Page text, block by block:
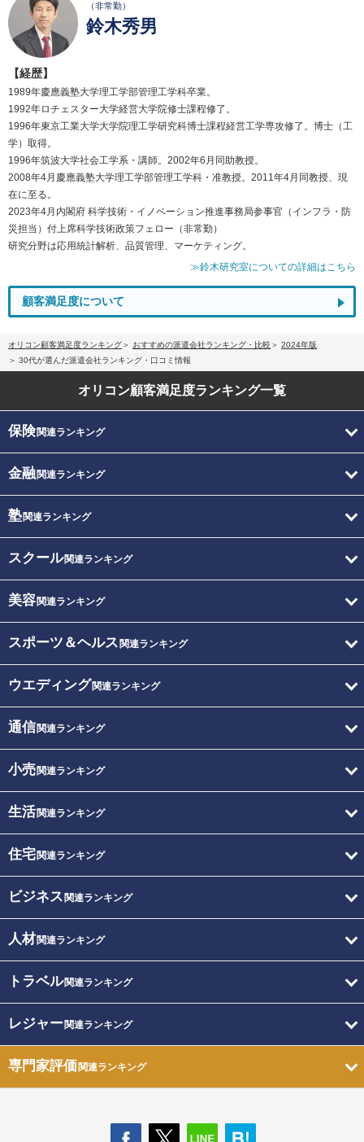
（非常勤）
鈴木秀男
【経歴】
1989年慶應義塾大学理工学部管理工学科卒業。
1992年ロチェスター大学経営大学院修士課程修了。
1996年東京工業大学大学院理工学研究科博士課程経営工学専攻修了。博士（工
学）取得。
1996年筑波大学社会工学系・講師。2002年6月同助教授。
2008年4月慶應義塾大学理工学部管理工学科・准教授。2011年4月同教授、現
在に至る。
2023年4月内閣府 科学技術・イノベーション推進事務局参事官（インフラ・防
災担当）付上席科学技術政策フェロー（非常勤）
研究分野は応用統計解析、品質管理、マーケティング。
≫鈴木研究室についての詳細はこちら
顧客満足度について
オリコン顧客満足度ランキング おすすめの派遣会社ランキング・比較
2024年版
30代が選んだ派遣会社ランキング・口コミ情報
オリコン顧客満足度ランキング一覧
保険関連ランキング
金融関連ランキング
塾関連ランキング
スクール関連ランキング
美容関連ランキング
スポーツ＆ヘルス 関連ランキング
ウエディング関連ランキング
通信関連ランキング
小売関連ランキング
生活関連ランキング
住宅関連ランキング
ビジネス 関連ランキング
人材関連ランキング
トラベル関連ランキング
レジャー関連ランキング
専門家評価関連ランキング